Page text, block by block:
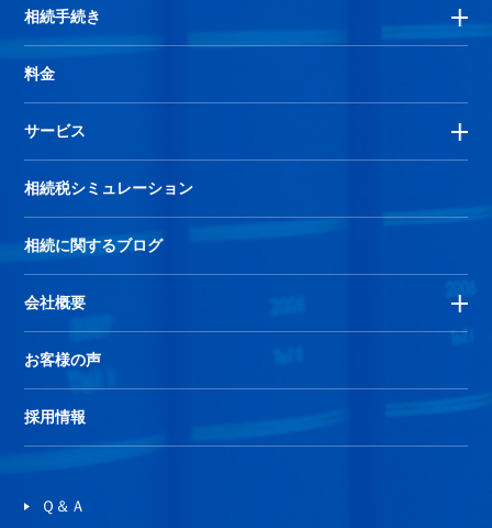
相続手続き
料金
サービス
相続税シミュレーション
相続に関するブログ
会社概要
お客様の声
採用情報
Ｑ＆Ａ